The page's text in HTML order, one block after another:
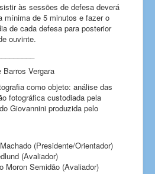
às sessões de defesa deverá
mínima de 5 minutos e fazer o
de cada defesa para posterior
ouvinte.
Vergara
como objeto: análise das
fotográfica custodiada pela
Giovannini produzida pelo
(Presidente/Orientador)
(Avaliador)
Moron Semidão (Avaliador)